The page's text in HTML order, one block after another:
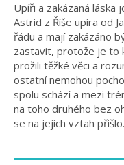
Upíři a zakázaná láska
Astrid z Říše upíra od
řádu a mají zakázáno
zastavit, protože je to
prožili těžké věci a
ostatní nemohou
spolu schází a mezi
na toho druhého bez
se na jejich vztah přišlo.